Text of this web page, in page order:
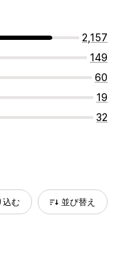
2,157
149
60
19
32
込む 並び替え